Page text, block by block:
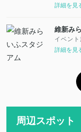
詳細を見
維新み
イベン
詳細を見
周辺スポット